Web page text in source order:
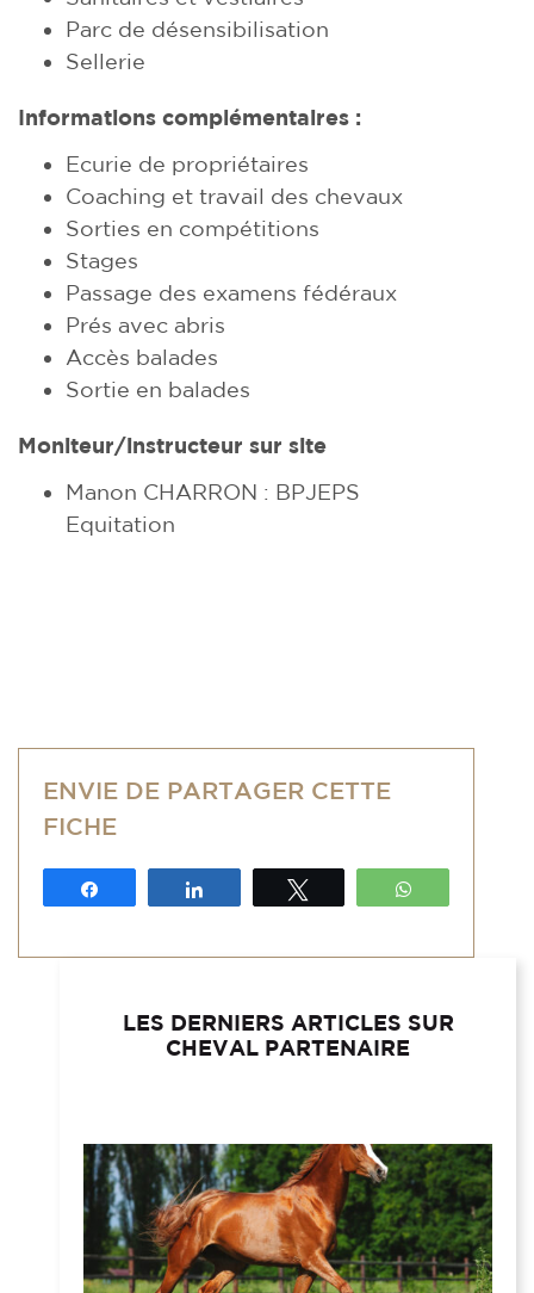
Parc de désensibilisation
Sellerie
Informations complémentaires :
Ecurie de propriétaires
Coaching et travail des chevaux
Sorties en compétitions
Stages
Passage des examens fédéraux
Prés avec abris
Accès balades
Sortie en balades
Moniteur/instructeur sur site
Manon CHARRON : BPJEPS
Equitation
ENVIE DE PARTAGER CETTE
FICHE
LES DERNIERS ARTICLES SUR
CHEVAL PARTENAIRE